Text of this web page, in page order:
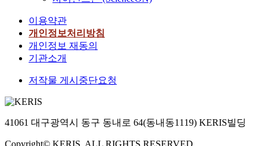
이용약관
개인정보처리방침
개인정보 재동의
기관소개
저작물 게시중단요청
41061 대구광역시 동구 동내로 64(동내동1119) KERIS빌딩